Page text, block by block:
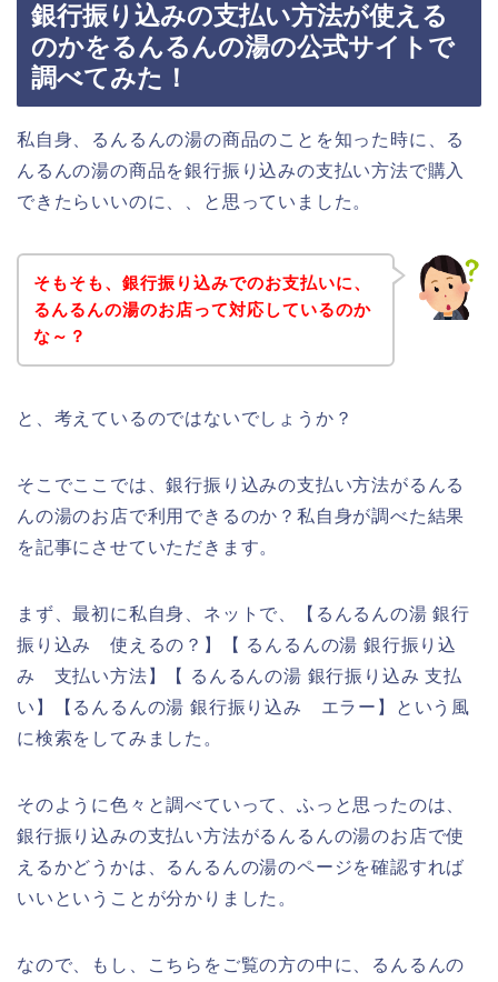
銀行振り込みの支払い方法が使える
のかをるんるんの湯の公式サイトで
調べてみた！
私自身、るんるんの湯の商品のことを知った時に、る
んるんの湯の商品を銀行振り込みの支払い方法で購入
できたらいいのに、、と思っていました。
そもそも、銀行振り込みでのお支払いに、
るんるんの湯のお店って対応しているのか
な～？
と、考えているのではないでしょうか？
そこでここでは、銀行振り込みの支払い方法がるんる
んの湯のお店で利用できるのか？私自身が調べた結果
を記事にさせていただきます。
まず、最初に私自身、ネットで、【るんるんの湯 銀行
振り込み 使えるの？】【 るんるんの湯 銀行振り込
み 支払い方法】【 るんるんの湯 銀行振り込み 支払
い】【るんるんの湯 銀行振り込み エラー】という風
に検索をしてみました。
そのように色々と調べていって、ふっと思ったのは、
銀行振り込みの支払い方法がるんるんの湯のお店で使
えるかどうかは、るんるんの湯のページを確認すれば
いいということが分かりました。
なので、もし、こちらをご覧の方の中に、るんるんの